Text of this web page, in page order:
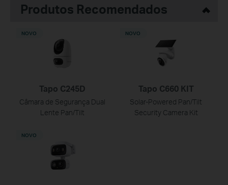
Produtos Recomendados
Tapo C245D
Câmara de Segurança Dual
Lente Pan/Tilt
NOVO
Tapo C660 KIT
Solar-Powered Pan/Tilt
Security Camera Kit
NOVO
NOVO